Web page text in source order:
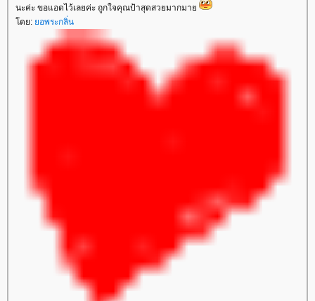
นะค่ะ ขอแอดไว้เลยค่ะ ถูกใจคุณป้าสุดสวยมากมาย
โดย: ยอพระกลิ่น